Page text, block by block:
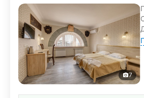
В наличии различные категории
собственная ванная комната,
гладильная доска на этаже или в
Санаторий «Белоруссия»
7